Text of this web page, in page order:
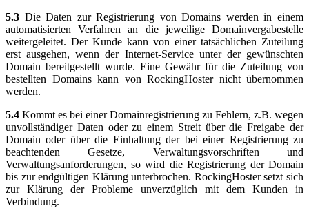
5.3 Die Daten zur Registrierung von Domains werden in einem
automatisierten Verfahren an die jeweilige Domainvergabestelle
weitergeleitet. Der Kunde kann von einer tatsächlichen Zuteilung
erst ausgehen, wenn der Internet-Service unter der gewünschten
Domain bereitgestellt wurde. Eine Gewähr für die Zuteilung von
bestellten Domains kann von RockingHoster nicht übernommen
werden.
5.4 Kommt es bei einer Domainregistrierung zu Fehlern, z.B. wegen
unvollständiger Daten oder zu einem Streit über die Freigabe der
Domain oder über die Einhaltung der bei einer Registrierung zu
beachtenden Gesetze, Verwaltungsvorschriften und
Verwaltungsanforderungen, so wird die Registrierung der Domain
bis zur endgültigen Klärung unterbrochen. RockingHoster setzt sich
zur Klärung der Probleme unverzüglich mit dem Kunden in
Verbindung.